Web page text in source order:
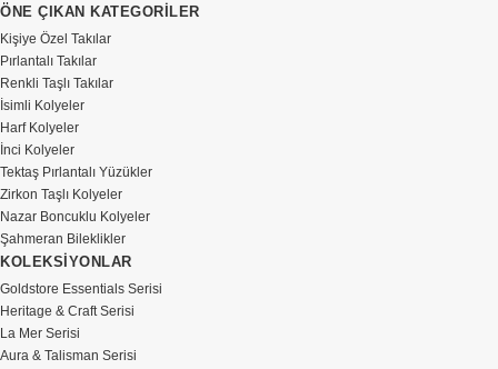
ÖNE ÇIKAN KATEGORİLER
Kişiye Özel Takılar
Pırlantalı Takılar
Renkli Taşlı Takılar
İsimli Kolyeler
Harf Kolyeler
İnci Kolyeler
Tektaş Pırlantalı Yüzükler
Zirkon Taşlı Kolyeler
Nazar Boncuklu Kolyeler
Şahmeran Bileklikler
KOLEKSİYONLAR
Goldstore Essentials Serisi
Heritage & Craft Serisi
La Mer Serisi
Aura & Talisman Serisi